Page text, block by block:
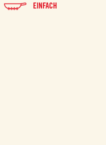
EINFACH